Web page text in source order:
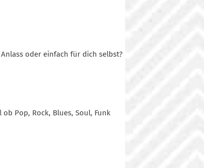
oder einfach für dich selbst?
Pop, Rock, Blues, Soul, Funk